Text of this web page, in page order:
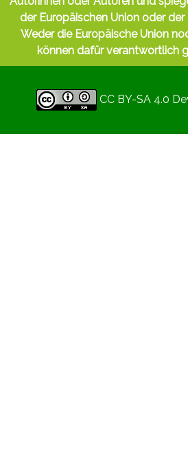
der Europäischen Union oder
Weder die Europäische Union
können dafür verantwortlich
CC BY-SA 4.0